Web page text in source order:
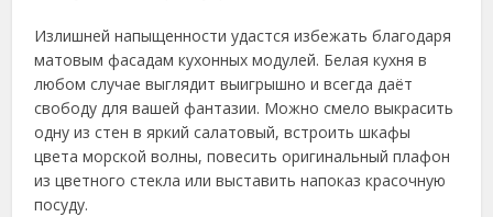
Излишней напыщенности удастся избежать благодаря
матовым фасадам кухонных модулей. Белая кухня в
любом случае выглядит выигрышно и всегда даёт
свободу для вашей фантазии. Можно смело выкрасить
одну из стен в яркий салатовый, встроить шкафы
цвета морской волны, повесить оригинальный плафон
из цветного стекла или выставить напоказ красочную
посуду.